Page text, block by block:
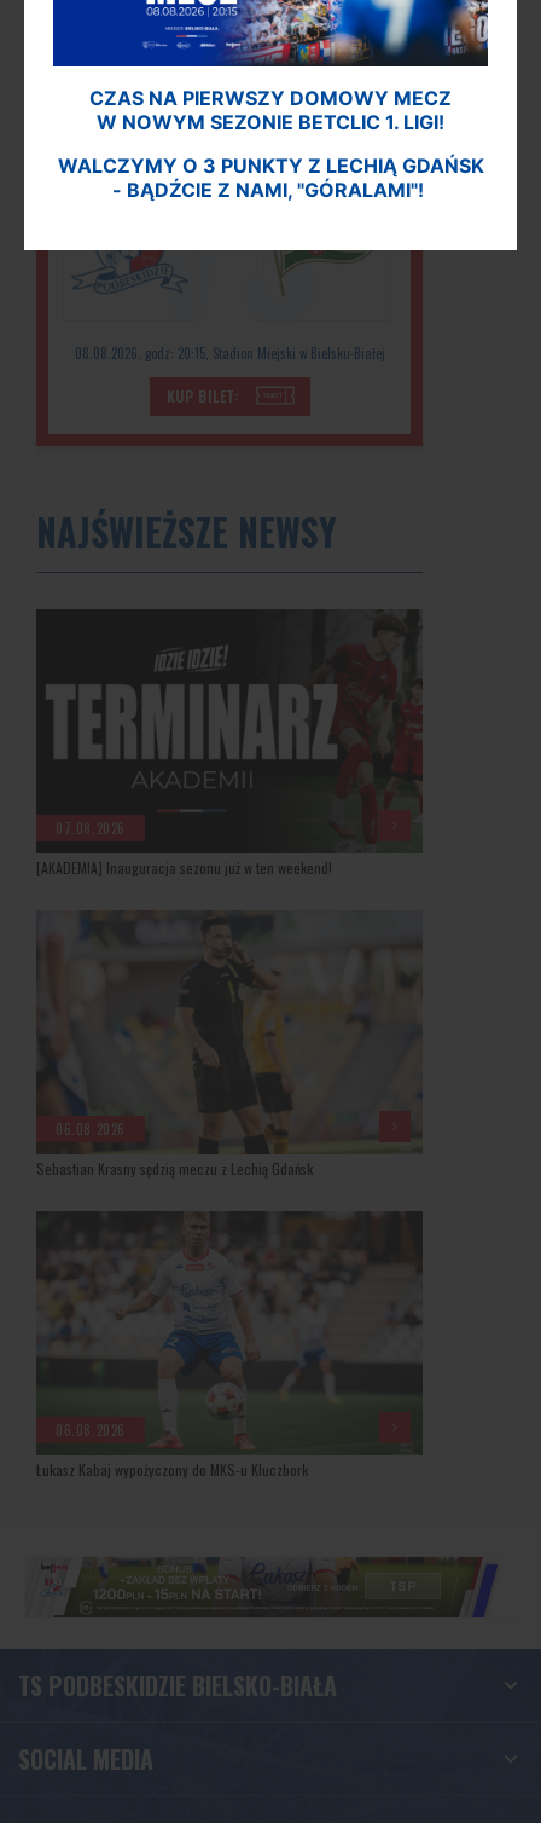
NASTĘPNYMECZ
Betclic 1. Liga 2026/2027 - Kolejka 3
08.08.2026, godz: 20:15, Stadion Miejski w Bielsku-Białej
KUP BILET:
NAJŚWIEŻSZE NEWSY
07.08.2026
[AKADEMIA] Inauguracja sezonu już w ten weekend!
06.08.2026
Sebastian Krasny sędzią meczu z Lechią Gdańsk
06.08.2026
Łukasz Kabaj wypożyczony do MKS-u Kluczbork
TS PODBESKIDZIE BIELSKO-BIAŁA
SOCIAL MEDIA
CZAS NA PIERWSZY DOMOWY MECZ
W NOWYM SEZONIE BETCLIC 1. LIGI!
WALCZYMY O 3 PUNKTY Z LECHIĄ GDAŃSK
- BĄDŹCIE Z NAMI, "GÓRALAMI"!